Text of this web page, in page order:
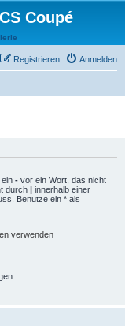
Coupé
Anmelden
Registrieren
- vor ein Wort, das nicht
durch | innerhalb einer
Benutze ein * als
verwenden